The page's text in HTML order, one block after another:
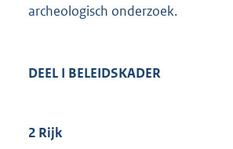
archeologisch onderzoek.
DEEL I BELEIDSKADER
2 Rijk